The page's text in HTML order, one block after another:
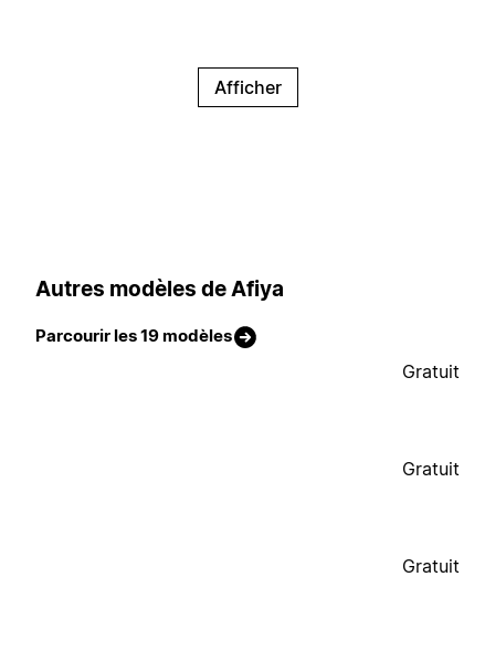
Afficher
Autres modèles de Afiya
Parcourir les 19 modèles
Gratuit
Gratuit
Gratuit